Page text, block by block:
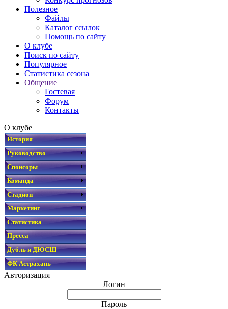
Полезное
Файлы
Каталог ссылок
Помощь по сайту
О клубе
Поиск по сайту
Популярное
Статистика сезона
Общение
Гостевая
Форум
Контакты
О клубе
История
Руководство
Спонсоры
Команда
Стадион
Маркетинг
Статистика
Пресса
Дубль и ДЮСШ
ФК Астрахань
Авторизация
Логин
Пароль